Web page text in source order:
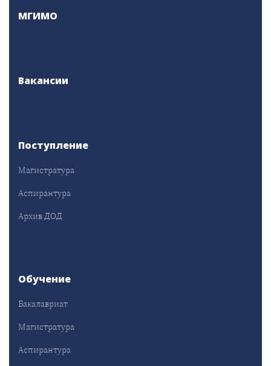
МГИМО
Вакансии
Поступление
Магистратура
Аспирантура
Архив ДОД
Обучение
Бакалавриат
Магистратура
Аспирантура